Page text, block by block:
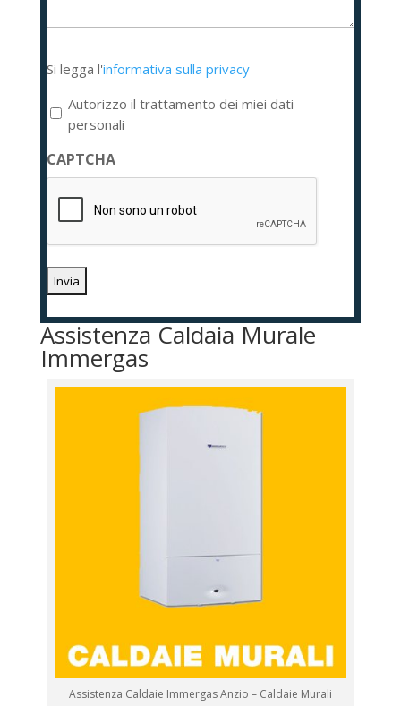
legga
l'informativa
sulla
privacy
*
Si legga l'informativa sulla privacy
Autorizzo il trattamento dei miei dati
personali
CAPTCHA
Assistenza Caldaia Murale
Immergas
Assistenza Caldaie Immergas Anzio – Caldaie Murali